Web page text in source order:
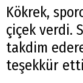
Kökrek,
çiçek verdi.
takdim
teşekkür